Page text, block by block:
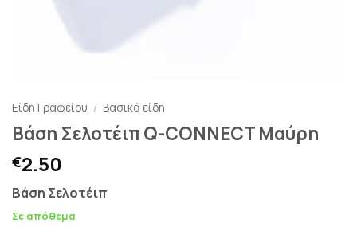
Είδη Γραφείου / Βασικά είδη
Βάση Σελοτέιπ Q-CONNECT Μαύρη
€2.50
Βάση Σελοτέιπ
Σε απόθεμα